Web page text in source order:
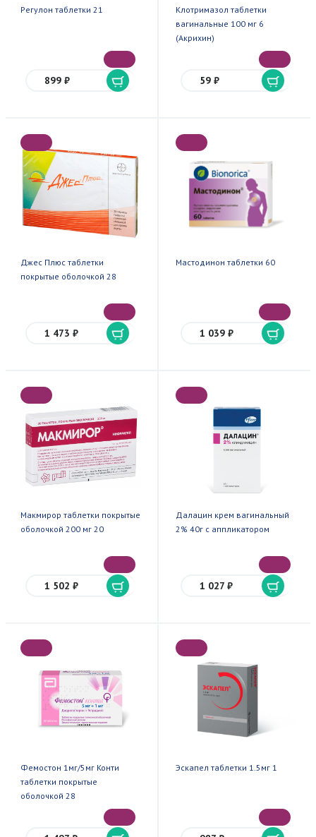
Регулон таблетки 21
899 ₽
Клотримазол таблетки
вагинальные 100 мг 6
(Акрихин)
59 ₽
Джес Плюс таблетки
покрытые оболочкой 28
1 473 ₽
Мастодинон таблетки 60
1 039 ₽
Макмирор таблетки покрытые
оболочкой 200 мг 20
1 502 ₽
Далацин крем вагинальный
2% 40г с аппликатором
1 027 ₽
Фемостон 1мг/5мг Конти
таблетки покрытые
оболочкой 28
Эскапел таблетки 1.5мг 1